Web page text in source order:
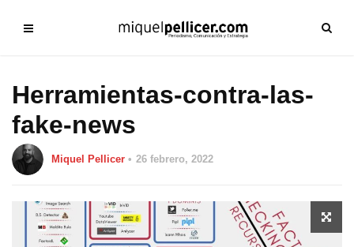
Herramientas-contra-las-
fake-news
Miquel Pellicer 26 febrero, 2022